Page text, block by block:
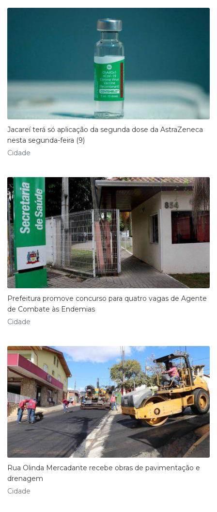
Jacareí terá só aplicação da segunda dose da AstraZeneca
nesta segunda-feira (9)
Cidade
Prefeitura promove concurso para quatro vagas de Agente
de Combate às Endemias
Cidade
Rua Olinda Mercadante recebe obras de pavimentação e
drenagem
Cidade